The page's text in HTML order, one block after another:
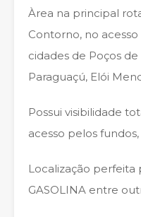
Àrea na principal
Contorno, no
cidades de Poços
Paraguaçú, Elói
Possui visibilidade
acesso pelos
Localização perfeita
GASOLINA entre